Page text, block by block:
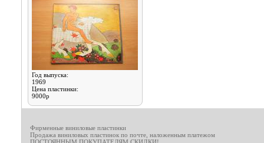
Год выпуска:
1969
Цена пластинки:
9000р
Фирменные виниловые пластинки
Продажа виниловых пластинок по почте, наложенным платежом